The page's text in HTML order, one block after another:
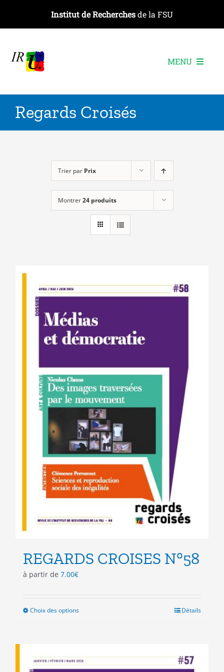
contenu
Institut de Recherchesde la FSU
MENU
Les recherches
Les événements
Regards Croisés
Trier par Prix
Montrer24 produits
REGARDS CROISES N°58
à partir de 7.00€
Choix des optionsCe
variations.
Détails